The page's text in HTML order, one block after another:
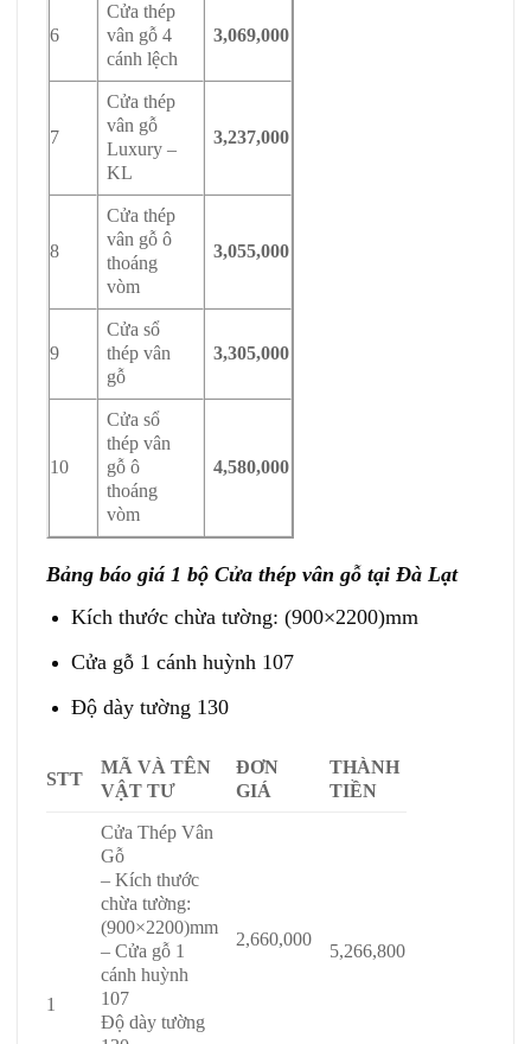
6
Cửa thép
vân gỗ 4
cánh lệch
3,069,000
7
Cửa thép
vân gỗ
Luxury –
KL
3,237,000
8
Cửa thép
vân gỗ ô
thoáng
vòm
3,055,000
9
Cửa sổ
thép vân
gỗ
3,305,000
10
Cửa sổ
thép vân
gỗ ô
thoáng
vòm
4,580,000
Bảng báo giá 1 bộ Cửa thép vân gỗ tại Đà Lạt
Kích thước chừa tường: (900×2200)mm
Cửa gỗ 1 cánh huỳnh 107
Độ dày tường 130
STT
MÃ VÀ TÊN
VẬT TƯ
ĐƠN
GIÁ
THÀNH
TIỀN
1
Cửa Thép Vân
Gỗ
– Kích thước
chừa tường:
(900×2200)mm
– Cửa gỗ 1
cánh huỳnh
107
Độ dày tường
2,660,000
5,266,800